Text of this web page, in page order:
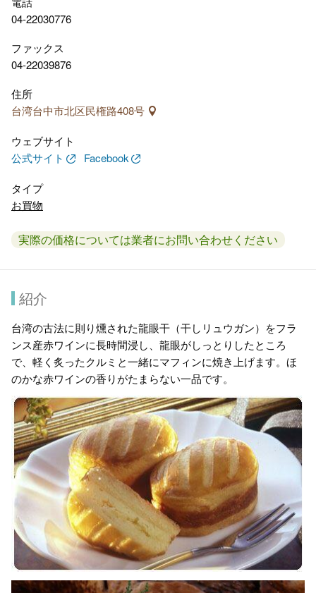
04-22030776
ファックス
04-22039876
住所
台湾台中市北区民権路408号
ウェブサイト
公式サイト
Facebook
タイプ
お買物
実際の価格については業者にお問い合わせください
紹介
台湾の古法に則り燻された龍眼干（干しリュウガン）をフラ
ンス産赤ワインに長時間浸し、龍眼がしっとりしたところ
で、軽く炙ったクルミと一緒にマフィンに焼き上げます。ほ
のかな赤ワインの香りがたまらない一品です。